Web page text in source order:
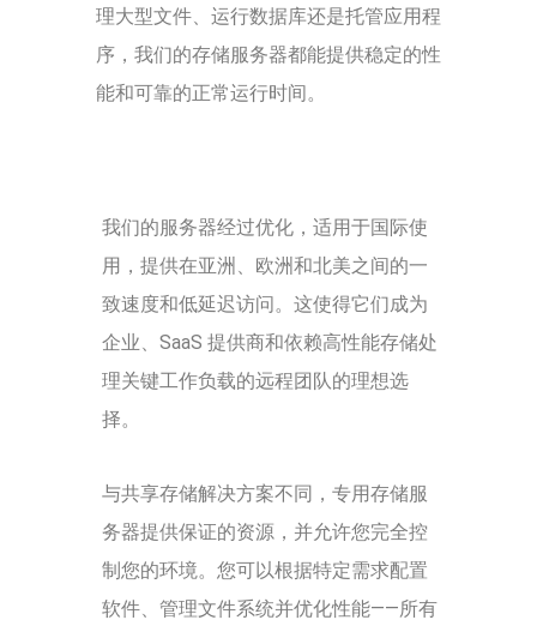
理大型文件、运行数据库还是托管应用程
序，我们的存储服务器都能提供稳定的性
能和可靠的正常运行时间。
我们的服务器经过优化，适用于国际使
用，提供在亚洲、欧洲和北美之间的一
致速度和低延迟访问。这使得它们成为
企业、SaaS 提供商和依赖高性能存储处
理关键工作负载的远程团队的理想选
择。
与共享存储解决方案不同，专用存储服
务器提供保证的资源，并允许您完全控
制您的环境。您可以根据特定需求配置
软件、管理文件系统并优化性能——所有